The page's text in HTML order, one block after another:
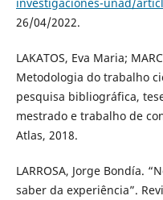
26/04/2022.
LAKATOS, Eva Maria;
Metodologia do trabalho
pesquisa bibliográfica,
mestrado e trabalho de
Atlas, 2018.
LARROSA, Jorge Bondía.
saber da experiência”.